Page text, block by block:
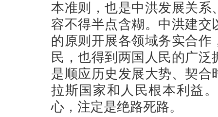
本准则，也是中洪发展关
容不得半点含糊。中洪建
的原则开展各领域务实合
民，也得到两国人民的广
是顺应历史发展大势、契
拉斯国家和人民根本利益
心，注定是绝路死路。